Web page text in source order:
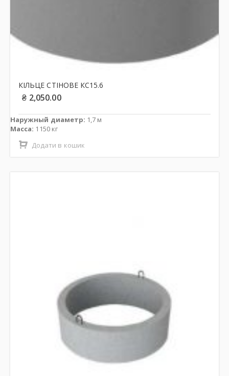
КІЛЬЦЕ СТІНОВЕ КС15.6
₴ 2,050.00
Наружный диаметр: 1,7 м
Масса: 1150 кг
Додати в кошик